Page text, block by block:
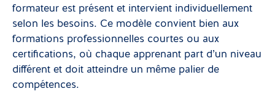
formateur est présent et intervient individuellement
selon les besoins. Ce modèle convient bien aux
formations professionnelles courtes ou aux
certifications, où chaque apprenant part d’un niveau
différent et doit atteindre un même palier de
compétences.